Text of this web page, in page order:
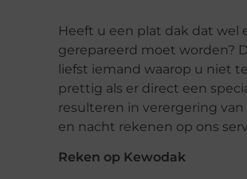
Heeft u een plat dak dat
gerepareerd moet worden?
liefst iemand waarop u niet
prettig als er direct een
resulteren in verergering
en nacht rekenen op ons
Reken op Kewodak